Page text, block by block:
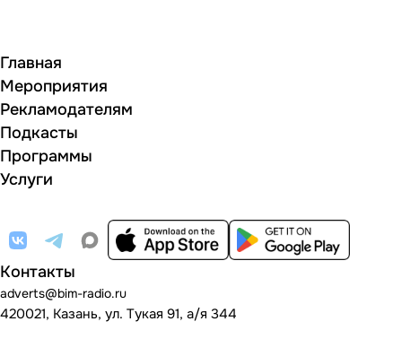
Главная
Мероприятия
Рекламодателям
Подкасты
Программы
Услуги
Контакты
adverts@bim-radio.ru
420021, Казань, ул. Тукая 91, а/я 344